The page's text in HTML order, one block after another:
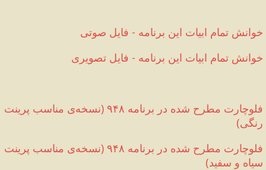
خوانش تمام ابیات این برنامه - فایل صوتی
خوانش تمام ابیات این برنامه - فایل تصویری
فلوچارت مطرح شده در برنامه ۹۴۸ (
رنگی)
فلوچارت مطرح شده در برنامه ۹۴۸
(
سیاه و سفید)